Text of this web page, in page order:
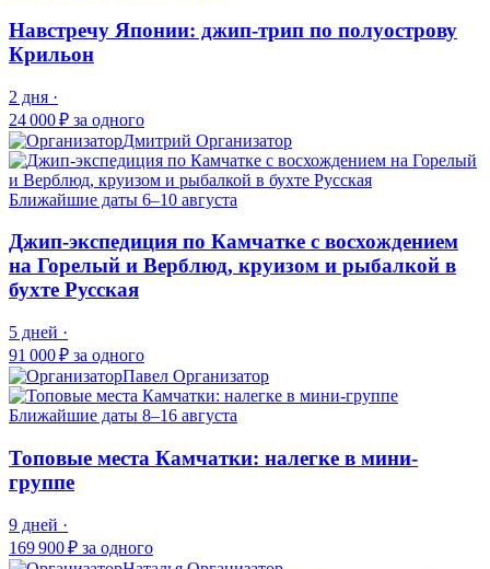
Навстречу Японии: джип-трип по полуострову
Крильон
2 дня ·
24 000 ₽ за одного
Дмитрий Организатор
Ближайшие даты 6–10 августа
Джип-экспедиция по Камчатке с восхождением
на Горелый и Верблюд, круизом и рыбалкой в
бухте Русская
5 дней ·
91 000 ₽ за одного
Павел Организатор
Ближайшие даты 8–16 августа
Топовые места Камчатки: налегке в мини-
группе
9 дней ·
169 900 ₽ за одного